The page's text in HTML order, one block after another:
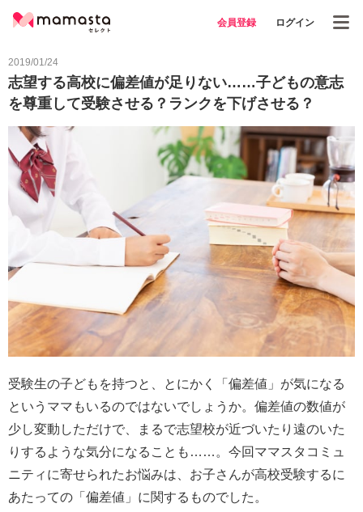
会員登録 ログイン
2019/01/24
志望する高校に偏差値が足りない……子どもの意志
を尊重して受験させる？ランクを下げさせる？
受験生の子どもを持つと、とにかく「偏差値」が気になる
というママもいるのではないでしょうか。偏差値の数値が
少し変動しただけで、まるで志望校が近づいたり遠のいた
りするような気分になることも……。今回ママスタコミュ
ニティに寄せられたお悩みは、お子さんが高校受験するに
あたっての「偏差値」に関するものでした。